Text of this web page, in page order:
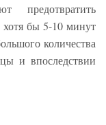
предотвратить
бы 5-10 минут
количества
и впоследствии